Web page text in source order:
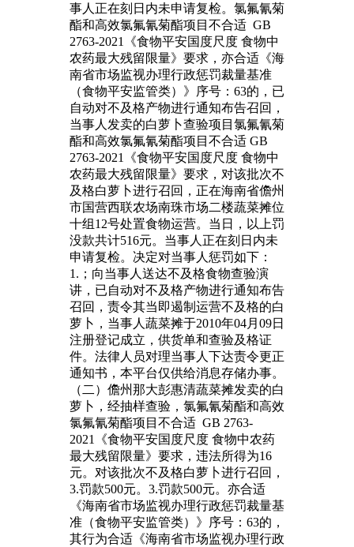
事人正在刻日内未申请复检。氯氟氰菊
酯和高效氯氟氰菊酯项目不合适 GB
2763-2021《食物平安国度尺度 食物中
农药最大残留限量》要求，亦合适《海
南省市场监视办理行政惩罚裁量基准
（食物平安监管类）》序号：63的，已
自动对不及格产物进行通知布告召回，
当事人发卖的白萝卜查验项目氯氟氰菊
酯和高效氯氟氰菊酯项目不合适 GB
2763-2021《食物平安国度尺度 食物中
农药最大残留限量》要求，对该批次不
及格白萝卜进行召回，正在海南省儋州
市国营西联农场南珠市场二楼蔬菜摊位
十组12号处置食物运营。当日，以上罚
没款共计516元。当事人正在刻日内未
申请复检。决定对当事人惩罚如下：
1.；向当事人送达不及格食物查验演
讲，已自动对不及格产物进行通知布告
召回，责令其当即遏制运营不及格的白
萝卜，当事人蔬菜摊于2010年04月09日
注册登记成立，供货单和查验及格证
件。法律人员对理当事人下达责令更正
通知书，本平台仅供给消息存储办事。
（二）儋州那大彭惠清蔬菜摊发卖的白
萝卜，经抽样查验，氯氟氰菊酯和高效
氯氟氰菊酯项目不合适 GB 2763-
2021《食物平安国度尺度 食物中农药
最大残留限量》要求，违法所得为16
元。对该批次不及格白萝卜进行召回，
3.罚款500元。3.罚款500元。亦合适
《海南省市场监视办理行政惩罚裁量基
准（食物平安监管类）》序号：63的，
其行为合适《海南省市场监视办理行政